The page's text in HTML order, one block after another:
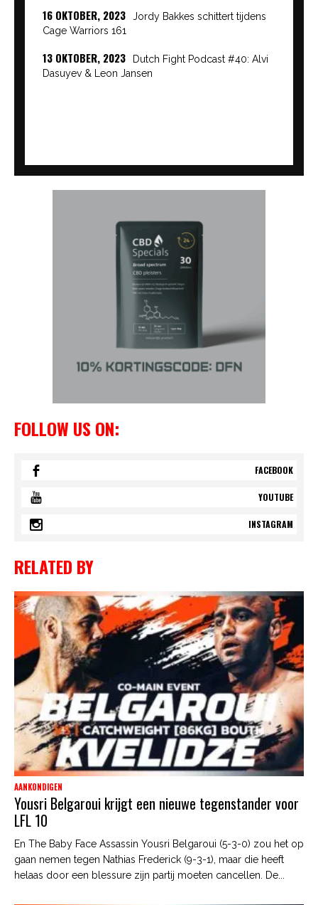
16 OKTOBER, 2023
Jordy Bakkes schittert tijdens
Cage Warriors 161
13 OKTOBER, 2023
Dutch Fight Podcast #40: Alvi
Dasuyev & Leon Jansen
FOLLOW US ON:
FACEBOOK
YOUTUBE
INSTAGRAM
RELATED BY
AANKONDIGEN
Yousri Belgaroui krijgt een nieuwe tegenstander voor
LFL 10
En The Baby Face Assassin Yousri Belgaroui (5-3-0) zou het op
gaan nemen tegen Nathias Frederick (9-3-1), maar die heeft
helaas door een blessure zijn partij moeten cancellen. De...